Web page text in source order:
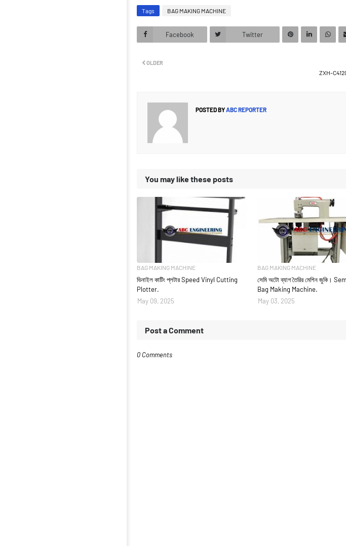
Tags BAG MAKING MACHINE
Facebook Twitter
ZXH-
OLDER
POSTED BYABC REPORTER
You may like these posts
BAG MAKING MACHINE
ভিনাইল কাটিং প্লটার Speed Vinyl Cutting
Plotter.
May 09, 2025
BAG MAKING MACHINE
সেমি অটো ব্যাগ তৈরির মেশিন জুকি।
Bag Making Machine.
May 03, 2025
Post a Comment
0 Comments